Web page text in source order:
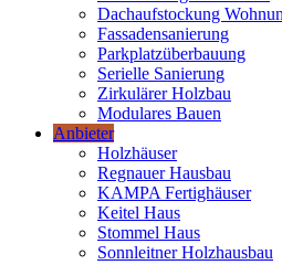
Dachaufstockung
Fassadensanierung
Parkplatzüberbauung
Serielle Sanierung
Zirkulärer Holzbau
Modulares Bauen
Anbieter
Holzhäuser
Regnauer Hausbau
KAMPA Fertighäuser
Keitel Haus
Stommel Haus
Sonnleitner Holzhausbau